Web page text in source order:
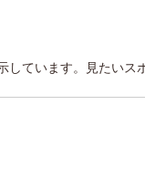
ています。見たいス